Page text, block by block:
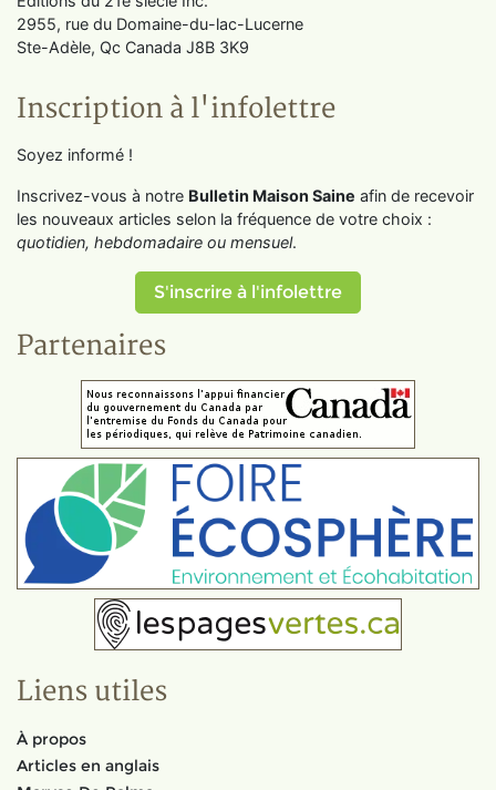
2955, rue du Domaine-du-lac-Lucerne
Ste-Adèle, Qc Canada J8B 3K9
Inscription à l'infolettre
Soyez informé !
Inscrivez-vous à notre Bulletin Maison Saine afin de recevoir
les nouveaux articles selon la fréquence de votre choix :
quotidien, hebdomadaire ou mensuel.
S'inscrire à l'infolettre
Partenaires
Liens utiles
À propos
Articles en anglais